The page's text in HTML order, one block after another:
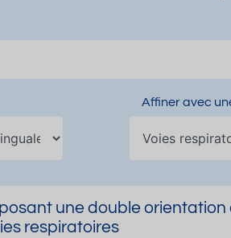
Affiner avec
une double orientation
respiratoires